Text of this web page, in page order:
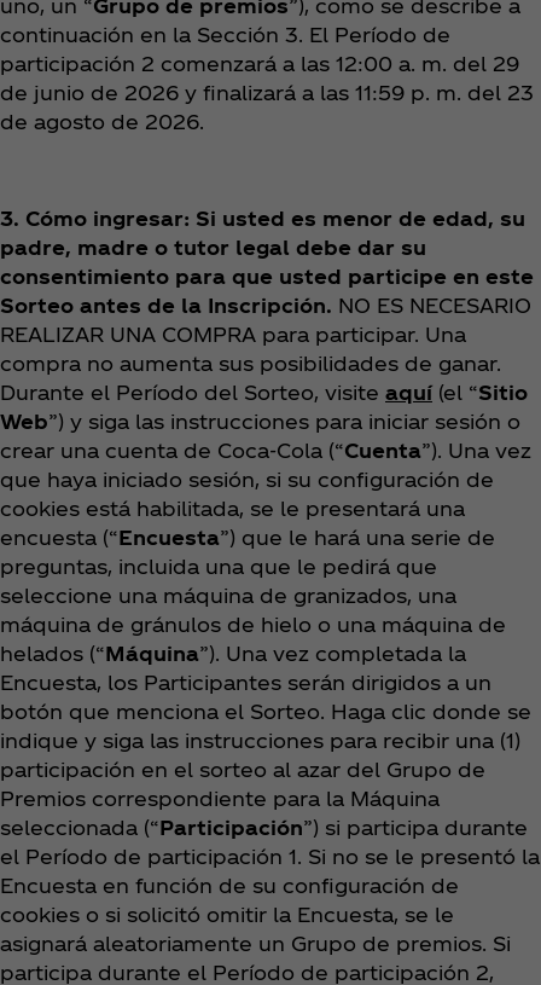
uno, un “Grupo de premios”), como se describe a
continuación en la Sección 3. El Período de
participación 2 comenzará a las 12:00 a. m. del 29
de junio de 2026 y finalizará a las 11:59 p. m. del 23
de agosto de 2026.
3. Cómo ingresar: Si usted es menor de edad, su
padre, madre o tutor legal debe dar su
consentimiento para que usted participe en este
Sorteo antes de la Inscripción. NO ES NECESARIO
REALIZAR UNA COMPRA para participar. Una
compra no aumenta sus posibilidades de ganar.
Durante el Período del Sorteo, visite aquí (el “Sitio
Web”) y siga las instrucciones para iniciar sesión o
crear una cuenta de Coca‑Cola (“Cuenta”). Una vez
que haya iniciado sesión, si su configuración de
cookies está habilitada, se le presentará una
encuesta (“Encuesta”) que le hará una serie de
preguntas, incluida una que le pedirá que
seleccione una máquina de granizados, una
máquina de gránulos de hielo o una máquina de
helados (“Máquina”). Una vez completada la
Encuesta, los Participantes serán dirigidos a un
botón que menciona el Sorteo. Haga clic donde se
indique y siga las instrucciones para recibir una (1)
participación en el sorteo al azar del Grupo de
Premios correspondiente para la Máquina
seleccionada (“Participación”) si participa durante
el Período de participación 1. Si no se le presentó la
Encuesta en función de su configuración de
cookies o si solicitó omitir la Encuesta, se le
asignará aleatoriamente un Grupo de premios. Si
participa durante el Período de participación 2,